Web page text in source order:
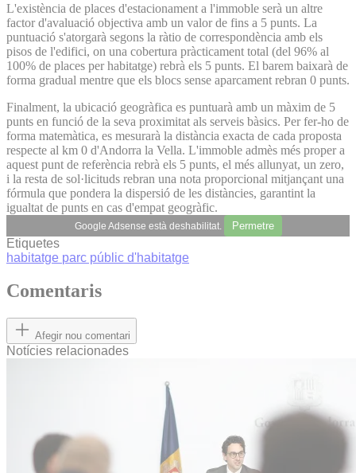
L'existència de places d'estacionament a l'immoble serà un altre
factor d'avaluació objectiva amb un valor de fins a 5 punts. La
puntuació s'atorgarà segons la ràtio de correspondència amb els
pisos de l'edifici, on una cobertura pràcticament total (del 96% al
100% de places per habitatge) rebrà els 5 punts. El barem baixarà de
forma gradual mentre que els blocs sense aparcament rebran 0 punts.
Finalment, la ubicació geogràfica es puntuarà amb un màxim de 5
punts en funció de la seva proximitat als serveis bàsics. Per fer-ho de
forma matemàtica, es mesurarà la distància exacta de cada proposta
respecte al km 0 d'Andorra la Vella. L'immoble admès més proper a
aquest punt de referència rebrà els 5 punts, el més allunyat, un zero,
i la resta de sol·licituds rebran una nota proporcional mitjançant una
fórmula que pondera la dispersió de les distàncies, garantint la
igualtat de punts en cas d'empat geogràfic.
Google Adsense està deshabilitat. Permetre
Etiquetes
habitatge parc públic d'habitatge
Comentaris
Afegir nou comentari
Notícies relacionades